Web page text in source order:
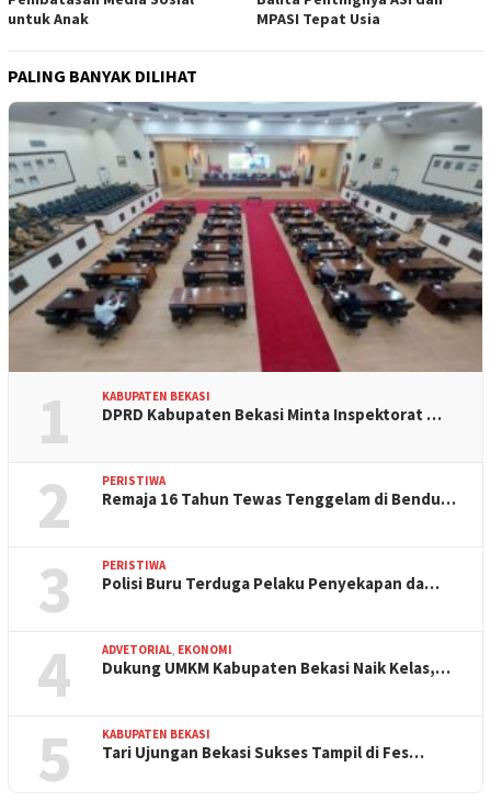
untuk Anak
MPASI Tepat Usia
PALING BANYAK DILIHAT
1 KABUPATEN BEKASI
DPRD Kabupaten Bekasi Minta Inspektorat …
2 PERISTIWA
Remaja 16 Tahun Tewas Tenggelam di Bendu…
3 PERISTIWA
Polisi Buru Terduga Pelaku Penyekapan da…
4 ADVETORIAL, EKONOMI
Dukung UMKM Kabupaten Bekasi Naik Kelas,…
5 KABUPATEN BEKASI
Tari Ujungan Bekasi Sukses Tampil di Fes…